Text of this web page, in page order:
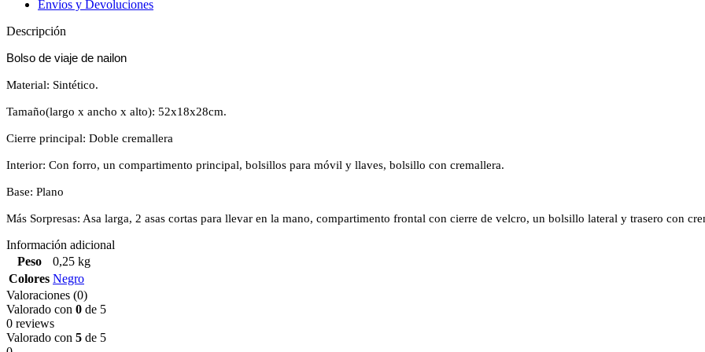
Envíos y Devoluciones
Descripción
Bolso de viaje de nailon
Material: Sintético.
Tamaño(largo x ancho x alto): 52x18x28cm.
Cierre principal: Doble cremallera
Interior: Con forro, un compartimento principal, bolsillos para móvil y llaves, bolsillo con cremallera.
Base: Plano
Más Sorpresas: Asa larga, 2 asas cortas para llevar en la mano, compartimento frontal con cierre de velcro, un bolsillo lateral y trasero con
Información adicional
Peso
0,25 kg
Colores Negro
Valoraciones (0)
Valorado con 0 de 5
0 reviews
Valorado con 5 de 5